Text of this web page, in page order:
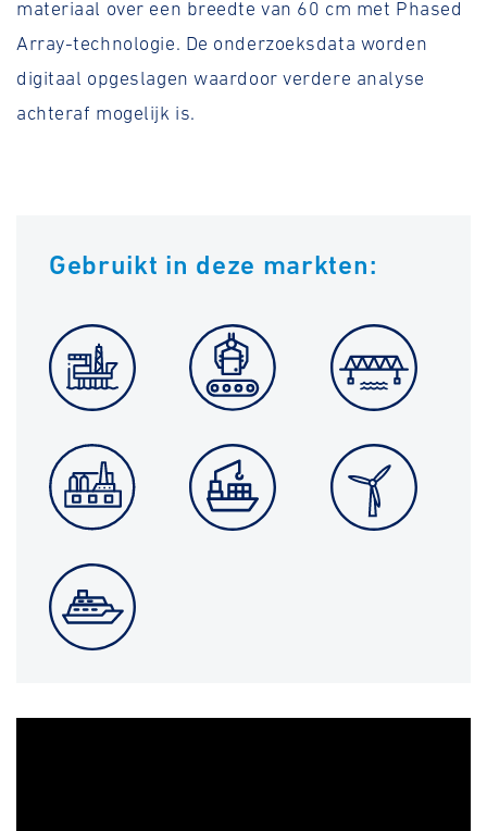
materiaal over een breedte van 60 cm met Phased
Array-technologie. De onderzoeksdata worden
digitaal opgeslagen waardoor verdere analyse
achteraf mogelijk is.
Gebruikt in deze markten: